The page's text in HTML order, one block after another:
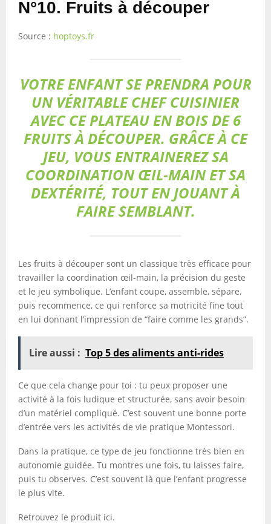
N°10. Fruits à découper
Source : hoptoys.fr
VOTRE ENFANT SE PRENDRA POUR
UN VÉRITABLE CHEF CUISINIER
AVEC CE PLATEAU EN BOIS DE 6
FRUITS À DÉCOUPER. GRÂCE À CE
JEU, VOUS ENTRAINEREZ SA
COORDINATION ŒIL-MAIN ET SA
DEXTÉRITÉ, TOUT EN JOUANT À
FAIRE SEMBLANT.
Les fruits à découper sont un classique très efficace pour
travailler la coordination œil-main, la précision du geste
et le jeu symbolique. L’enfant coupe, assemble, sépare,
puis recommence, ce qui renforce sa motricité fine tout
en lui donnant l’impression de “faire comme les grands”.
Lire aussi : Top 5 des aliments anti-rides
Ce que cela change pour toi : tu peux proposer une
activité à la fois ludique et structurée, sans avoir besoin
d’un matériel compliqué. C’est souvent une bonne porte
d’entrée vers les activités de vie pratique Montessori.
Dans la pratique, ce type de jeu fonctionne très bien en
autonomie guidée. Tu montres une fois, tu laisses faire,
puis tu observes. C’est souvent là que l’enfant progresse
le plus vite.
Retrouvez le produit ici.